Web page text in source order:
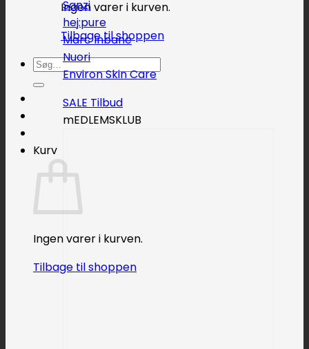
Ingen varer i kurven.
Tilbage til shoppen
Søg
efter:
Kurv
Ingen varer i kurven.
Tilbage til shoppen
Sanzi
hej:pure
Marc Inbane
Nuori
Environ Skin Care
SALE
mEDLEMSKLUB